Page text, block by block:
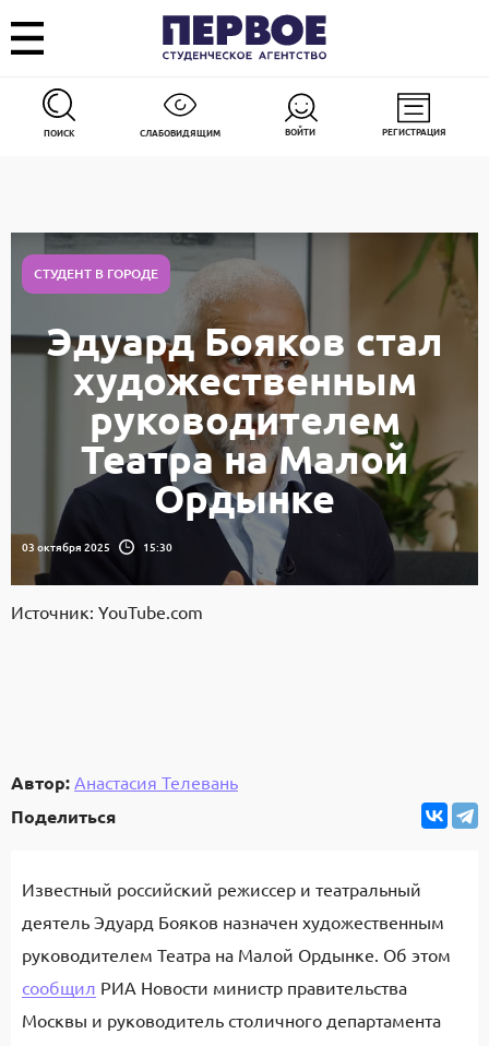
ПОИСК СЛАБОВИДЯЩИМ ВОЙТИ РЕГИСТРАЦИЯ
СТУДЕНТ В ГОРОДЕ
Эдуард Бояков стал
художественным
руководителем
Театра на Малой
Ордынке
03 октября 2025 15:30
Источник: YouTube.com
Автор: Анастасия Телевань
Поделиться
Известный российский режиссер и театральный
деятель Эдуард Бояков назначен художественным
руководителем Театра на Малой Ордынке. Об этом
сообщил РИА Новости министр правительства
Москвы и руководитель столичного департамента